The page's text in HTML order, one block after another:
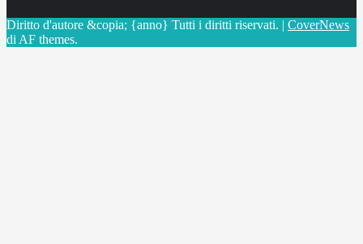
Diritto d'autore &copia; {anno} Tutti i diritti riservati. | CoverNews
di AF themes.